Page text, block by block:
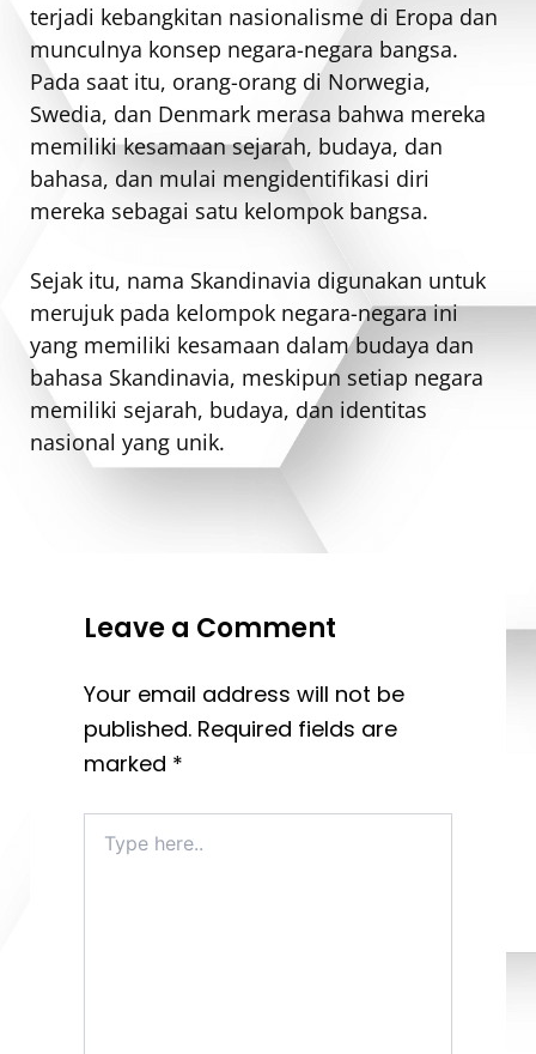
terjadi kebangkitan nasionalisme di Eropa dan
munculnya konsep negara-negara bangsa.
Pada saat itu, orang-orang di Norwegia,
Swedia, dan Denmark merasa bahwa mereka
memiliki kesamaan sejarah, budaya, dan
bahasa, dan mulai mengidentifikasi diri
mereka sebagai satu kelompok bangsa.
Sejak itu, nama Skandinavia digunakan untuk
merujuk pada kelompok negara-negara ini
yang memiliki kesamaan dalam budaya dan
bahasa Skandinavia, meskipun setiap negara
memiliki sejarah, budaya, dan identitas
nasional yang unik.
Leave a Comment
Your email address will not be
published. Required fields are
marked *
here..